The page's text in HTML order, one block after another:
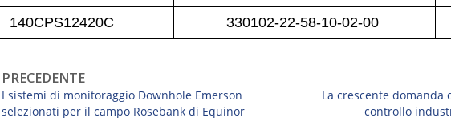
140CPS12420C
330102-22-58-10-02-00
PRECEDENTE
I sistemi di monitoraggio Downhole Emerson
selezionati per il campo Rosebank di Equinor
La crescente
controllo